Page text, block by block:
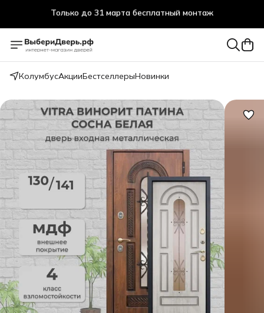
Только до 31 марта бесплатный монтаж
КолумбусАкцииБестселлерыНовинки